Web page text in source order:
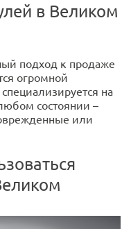
в Великом
подход к продаже
огромной
на
состоянии –
или